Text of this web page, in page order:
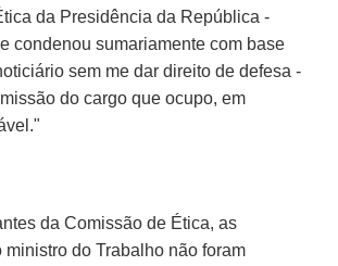
da Presidência da República -
condenou sumariamente com base
sem me dar direito de defesa -
do cargo que ocupo, em
da Comissão de Ética, as
do Trabalho não foram